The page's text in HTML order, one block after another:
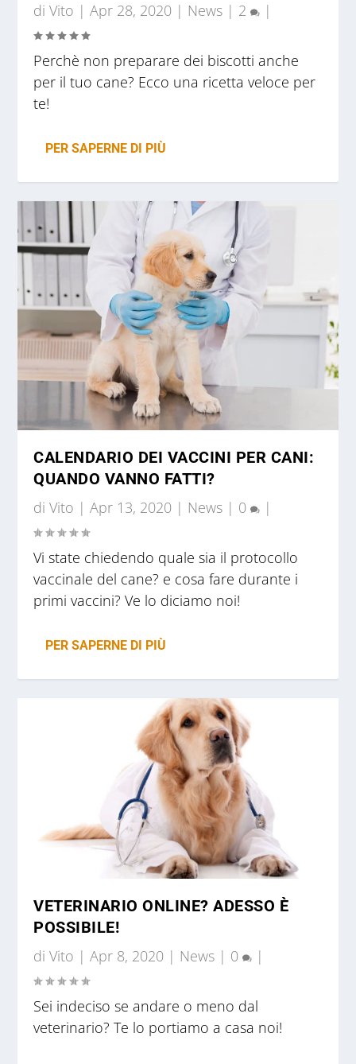
diVito |Apr 28, 2020 | News | 2 |
Perchè non preparare dei biscotti anche
per il tuo cane? Ecco una ricetta veloce per
te!
PER SAPERNE DI PIÙ
CALENDARIO DEI VACCINI PER CANI:
QUANDO VANNO FATTI?
diVito |Apr 13, 2020 | News | 0 |
Vi state chiedendo quale sia il protocollo
vaccinale del cane? e cosa fare durante i
primi vaccini? Ve lo diciamo noi!
PER SAPERNE DI PIÙ
VETERINARIO ONLINE? ADESSO È
POSSIBILE!
diVito |Apr 8, 2020 | News | 0 |
Sei indeciso se andare o meno dal
veterinario? Te lo portiamo a casa noi!